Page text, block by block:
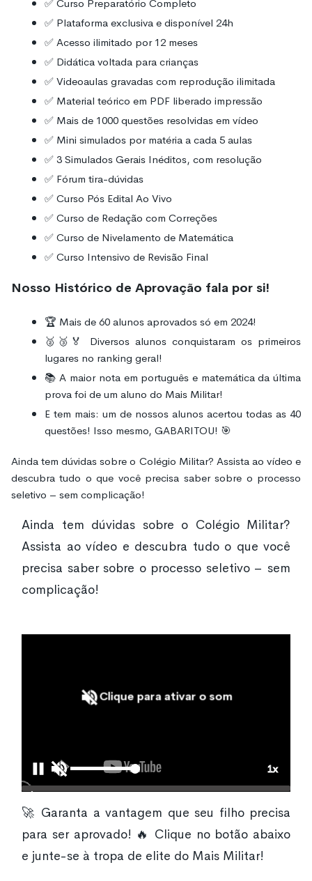
✅ Curso Preparatório Completo
✅ Plataforma exclusiva e disponível 24h
✅ Acesso ilimitado por 12 meses
✅ Didática voltada para crianças
✅ Videoaulas gravadas com reprodução ilimitada
✅ Material teórico em PDF liberado impressão
✅ Mais de 1000 questões resolvidas em vídeo
✅ Mini simulados por matéria a cada 5 aulas
✅ 3 Simulados Gerais Inéditos, com resolução
✅ Fórum tira-dúvidas
✅ Curso Pós Edital Ao Vivo
✅ Curso de Redação com Correções
✅ Curso de Nivelamento de Matemática
✅ Curso Intensivo de Revisão Final
Nosso Histórico de Aprovação fala por si!
🏆 Mais de 60 alunos aprovados só em 2024!
🥈🥉🏅 Diversos alunos conquistaram os primeiros
lugares no ranking geral!
📚 A maior nota em português e matemática da última
prova foi de um aluno do Mais Militar!
E tem mais: um de nossos alunos acertou todas as 40
questões! Isso mesmo, GABARITOU! 🎯
Ainda tem dúvidas sobre o Colégio Militar? Assista ao vídeo e
descubra tudo o que você precisa saber sobre o processo
seletivo – sem complicação!
Ainda tem dúvidas sobre o Colégio Militar?
Assista ao vídeo e descubra tudo o que você
precisa saber sobre o processo seletivo – sem
complicação!
Clique para ativar o som
🚀 Garanta a vantagem que seu filho precisa
para ser aprovado! 🔥 Clique no botão abaixo
e junte-se à tropa de elite do Mais Militar!